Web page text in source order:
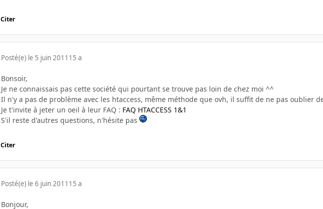
Citer
Posté(e) le 5 juin 2011 15 a
Bonsoir,
Je ne connaissais pas cette société qui pourtant se trouve pas loin de chez moi ^^
Il n'y a pas de problème avec les htaccess, même méthode que ovh, il suffit de ne pas oublier
Je t'invite à jeter un oeil à leur FAQ : FAQ HTACCESS 1&1
S'il reste d'autres questions, n'hésite pas
Citer
Posté(e) le 6 juin 2011 15 a
Bonjour,